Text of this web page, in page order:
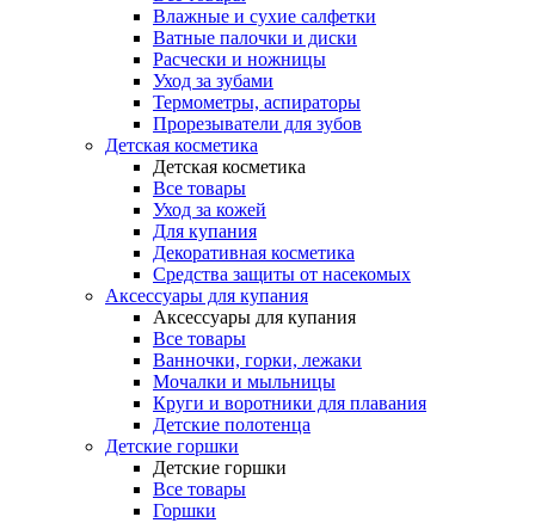
Влажные и сухие салфетки
Ватные палочки и диски
Расчески и ножницы
Уход за зубами
Термометры, аспираторы
Прорезыватели для зубов
Детская косметика
Детская косметика
Все товары
Уход за кожей
Для купания
Декоративная косметика
Средства защиты от насекомых
Аксессуары для купания
Аксессуары для купания
Все товары
Ванночки, горки, лежаки
Мочалки и мыльницы
Круги и воротники для плавания
Детские полотенца
Детские горшки
Детские горшки
Все товары
Горшки